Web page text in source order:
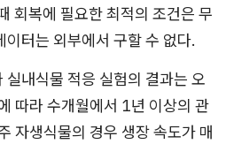
회복에 필요한 최적의 조건은 무
터는 외부에서 구할 수 없다.
내식물 적응 실험의 결과는 오
따라 수개월에서 1년 이상의 관
자생식물의 경우 생장 속도가 매